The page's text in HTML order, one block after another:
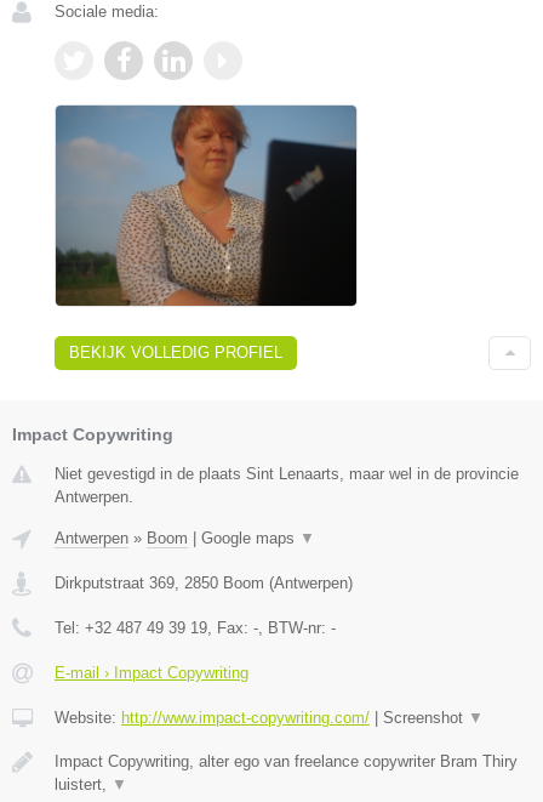
Sociale media:
BEKIJK VOLLEDIG PROFIEL
Impact Copywriting
Niet gevestigd in de plaats Sint Lenaarts, maar wel in de provincie
Antwerpen.
Antwerpen » Boom Google maps ▼
Dirkputstraat 369, 2850 Boom (Antwerpen)
Tel: +32 487 49 39 19, Fax: -, BTW-nr: -
E-mail › Impact Copywriting
Website: http://www.impact-copywriting.com/ Screenshot ▼
Impact Copywriting, alter ego van freelance copywriter Bram Thiry
luistert, ▼